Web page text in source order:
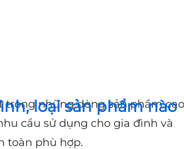
loại sản phẩm nào
trong những dòng sản phẩm cao
cầu sử dụng cho gia đình và
toàn phù hợp.